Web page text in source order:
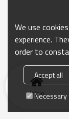
Inicio
We use
experience.
order to
Accept all
Necessary